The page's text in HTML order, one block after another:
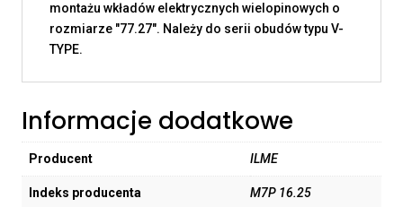
montażu wkładów elektrycznych wielopinowych o
rozmiarze "77.27". Należy do serii obudów typu V-
TYPE.
Informacje dodatkowe
Producent ILME
Indeks producenta M7P 16.25